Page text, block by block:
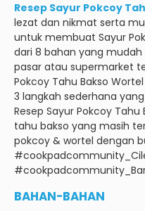
Resep Sayur Pokcoy
lezat dan nikmat serta
untuk membuat Sayur
dari 8 bahan yang
pasar atau supermarket
Pokcoy Tahu Bakso
3 langkah sederhana
Resep Sayur Pokcoy Tahu
tahu bakso yang masih
pokcoy & wortel dengan
BAHAN-BAHAN